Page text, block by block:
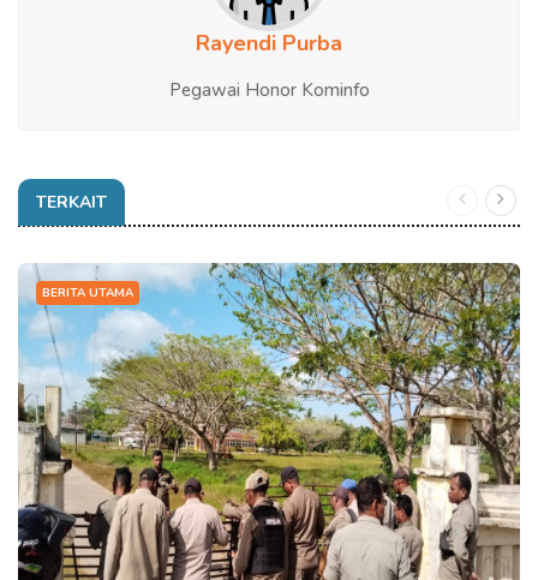
Rayendi Purba
Pegawai Honor Kominfo
TERKAIT
BERITA UTAMA